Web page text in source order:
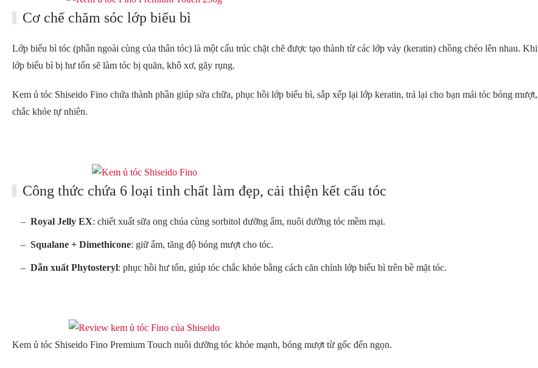
Cơ chế chăm sóc lớp biểu bì
Lớp biểu bì tóc (phần ngoài cùng của thân tóc) là một cấu trúc chặt chẽ được tạo thành từ các lớp vảy (keratin) chồng chéo lên nhau. Khi
lớp biểu bì bị hư tổn sẽ làm tóc bị quăn, khô xơ, gãy rụng.
Kem ủ tóc Shiseido Fino chứa thành phần giúp sửa chữa, phục hồi lớp biểu bì, sắp xếp lại lớp keratin, trả lại cho bạn mái tóc bóng mượt,
chắc khỏe tự nhiên.
Công thức chứa 6 loại tinh chất làm đẹp, cải thiện kết cấu tóc
Royal Jelly EX: chiết xuất sữa ong chúa cùng sorbitol dưỡng ẩm, nuôi dưỡng tóc mềm mại.
Squalane + Dimethicone: giữ ẩm, tăng độ bóng mượt cho tóc.
Dẫn xuất Phytosteryl: phục hồi hư tổn, giúp tóc chắc khỏe bằng cách căn chỉnh lớp biểu bì trên bề mặt tóc.
Kem ủ tóc Shiseido Fino Premium Touch nuôi dưỡng tóc khỏe mạnh, bóng mượt từ gốc đến ngọn.